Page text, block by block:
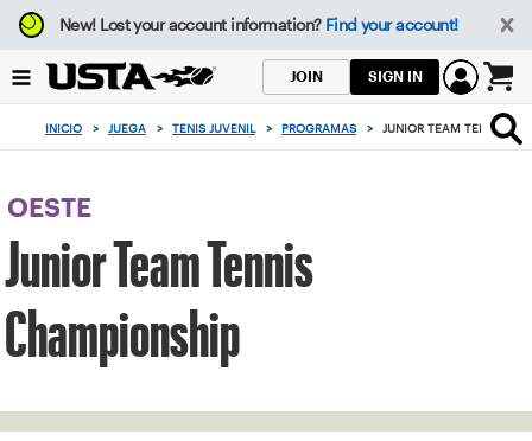
Enfoque
desde
botón
volver
principio
New!Lost your account information? Find your account!
JOIN SIGN IN
0
artículos
en
carrito
INICIO > JUEGA > TENIS JUVENIL > PROGRAMAS > JUNIOR TEAM TENNIS
OESTE
Junior Team Tennis
Championship